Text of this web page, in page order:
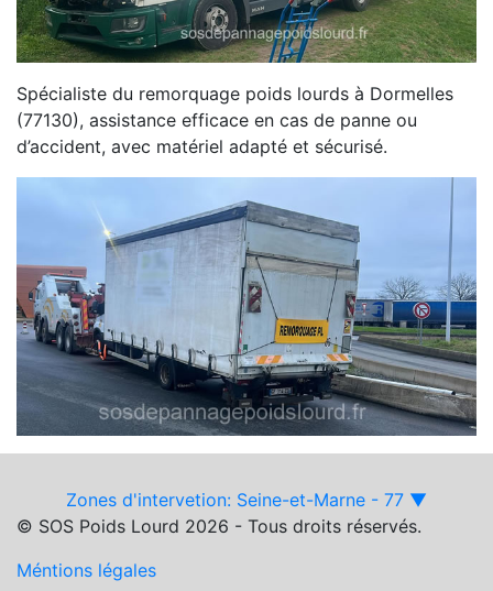
Spécialiste du remorquage poids lourds à Dormelles
(77130), assistance efficace en cas de panne ou
d’accident, avec matériel adapté et sécurisé.
Zones d'intervetion: Seine-et-Marne - 77 ▼
© SOS Poids Lourd 2026 - Tous droits réservés.
Méntions légales